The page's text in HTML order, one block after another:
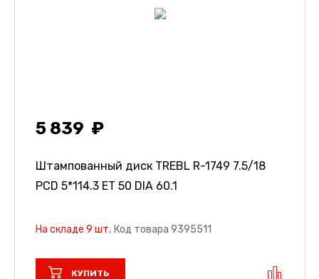
5 839
Штампованный диск TREBL R-1749 7.5/18
PCD 5*114.3 ET 50 DIA 60.1
На складе 9 шт. Код товара 9395511
КУПИТЬ